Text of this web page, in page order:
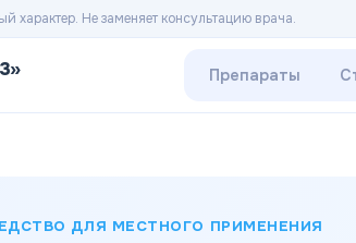
характер. Не заменяет консультацию врача.
Препараты
ДЛЯ МЕСТНОГО ПРИМЕНЕНИЯ